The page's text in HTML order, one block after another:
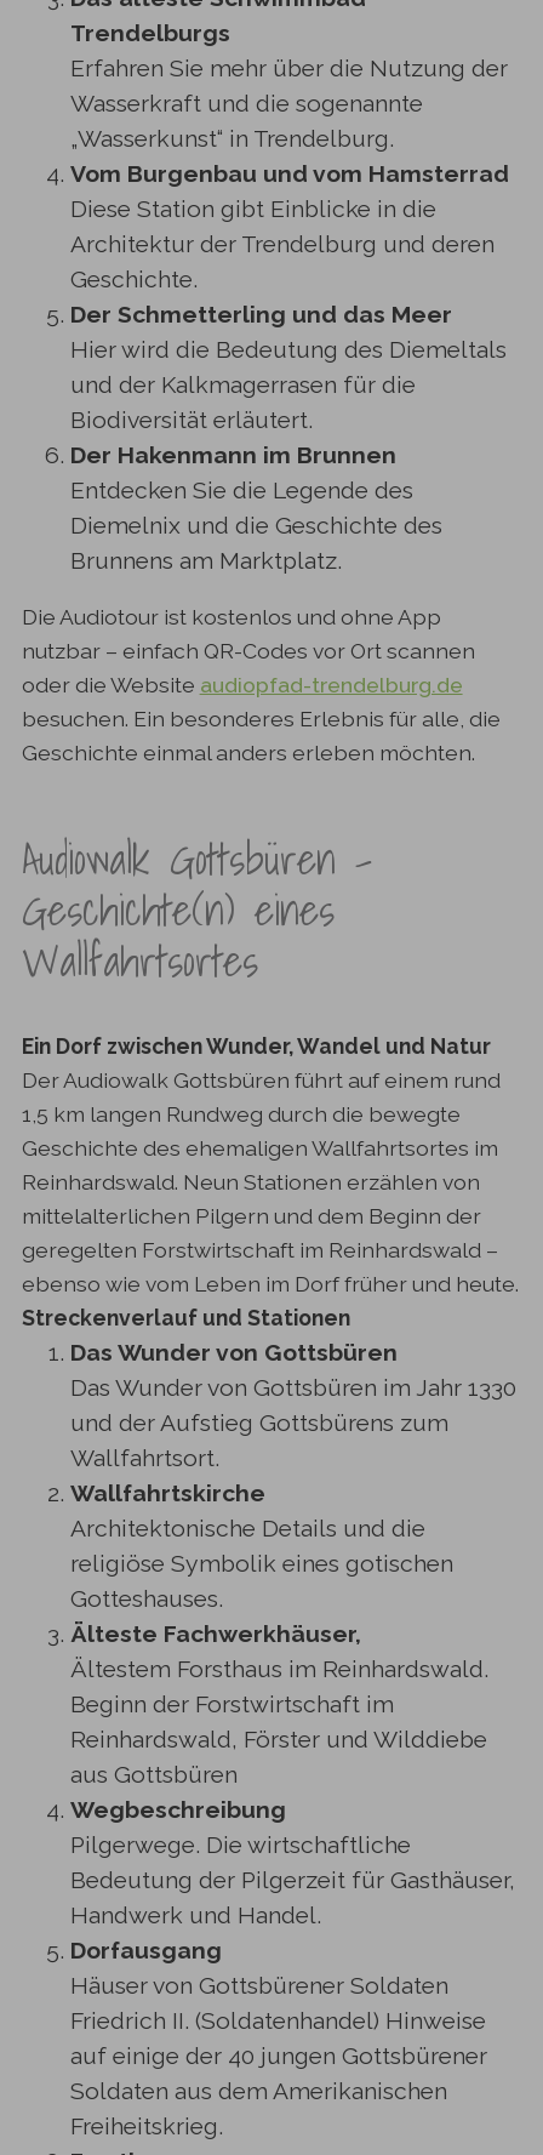
Trendelburgs
Erfahren Sie mehr über die Nutzung der
Wasserkraft und die sogenannte
„Wasserkunst“ in Trendelburg.
Vom Burgenbau und vom Hamsterrad
Diese Station gibt Einblicke in die
Architektur der Trendelburg und deren
Geschichte.
Der Schmetterling und das Meer
Hier wird die Bedeutung des Diemeltals
und der Kalkmagerrasen für die
Biodiversität erläutert.
Der Hakenmann im Brunnen
Entdecken Sie die Legende des
Diemelnix und die Geschichte des
Brunnens am Marktplatz.
Die Audiotour ist kostenlos und ohne App
nutzbar – einfach QR-Codes vor Ort scannen
oder die Website audiopfad-trendelburg.de
besuchen. Ein besonderes Erlebnis für alle, die
Geschichte einmal anders erleben möchten.
Audiowalk Gottsbüren –
Geschichte(n) eines
Wallfahrtsortes
Ein Dorf zwischen Wunder, Wandel und Natur
Der Audiowalk Gottsbüren führt auf einem rund
1,5 km langen Rundweg durch die bewegte
Geschichte des ehemaligen Wallfahrtsortes im
Reinhardswald. Neun Stationen erzählen von
mittelalterlichen Pilgern und dem Beginn der
geregelten Forstwirtschaft im Reinhardswald –
ebenso wie vom Leben im Dorf früher und heute.
Streckenverlauf und Stationen
Das Wunder von Gottsbüren
Das Wunder von Gottsbüren im Jahr 1330
und der Aufstieg Gottsbürens zum
Wallfahrtsort.
Wallfahrtskirche
Architektonische Details und die
religiöse Symbolik eines gotischen
Gotteshauses.
Älteste Fachwerkhäuser,
Ältestem Forsthaus im Reinhardswald.
Beginn der Forstwirtschaft im
Reinhardswald, Förster und Wilddiebe
aus Gottsbüren
Wegbeschreibung
Pilgerwege. Die wirtschaftliche
Bedeutung der Pilgerzeit für Gasthäuser,
Handwerk und Handel.
Dorfausgang
Häuser von Gottsbürener Soldaten
Friedrich II. (Soldatenhandel) Hinweise
auf einige der 40 jungen Gottsbürener
Soldaten aus dem Amerikanischen
Freiheitskrieg.